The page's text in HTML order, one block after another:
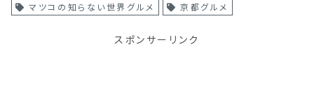
マツコの知らない世界グルメ 京都グルメ
スポンサーリンク